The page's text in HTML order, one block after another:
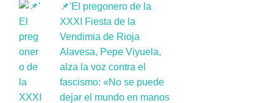
📌'El pregonero de la
XXXI Fiesta de la
Vendimia de Rioja
Alavesa, Pepe Viyuela,
alza la voz contra el
fascismo: «No se puede
dejar el mundo en manos